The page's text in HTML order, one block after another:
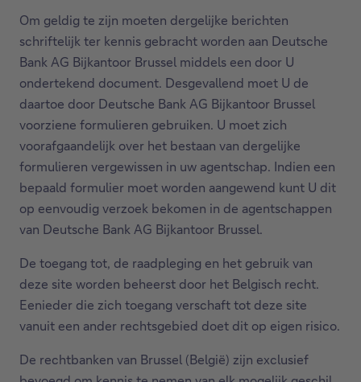
Om geldig te zijn moeten dergelijke berichten
schriftelijk ter kennis gebracht worden aan Deutsche
Bank AG Bijkantoor Brussel middels een door U
ondertekend document. Desgevallend moet U de
daartoe door Deutsche Bank AG Bijkantoor Brussel
voorziene formulieren gebruiken. U moet zich
voorafgaandelijk over het bestaan van dergelijke
formulieren vergewissen in uw agentschap. Indien een
bepaald formulier moet worden aangewend kunt U dit
op eenvoudig verzoek bekomen in de agentschappen
van Deutsche Bank AG Bijkantoor Brussel.
De toegang tot, de raadpleging en het gebruik van
deze site worden beheerst door het Belgisch recht.
Eenieder die zich toegang verschaft tot deze site
vanuit een ander rechtsgebied doet dit op eigen risico.
De rechtbanken van Brussel (België) zijn exclusief